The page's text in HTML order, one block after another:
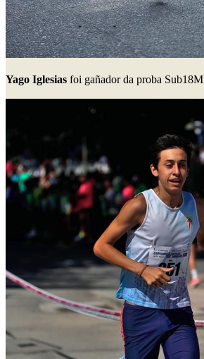
Yago Iglesias foi gañador da proba Sub18M